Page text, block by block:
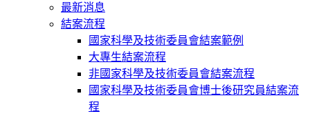
最新消息
結案流程
國家科學及技術委員會結案範例
大專生結案流程
非國家科學及技術委員會結案流程
國家科學及技術委員會博士後研究員結案流
程